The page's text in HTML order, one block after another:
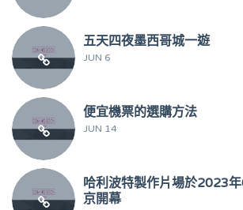
五天四夜墨西哥城一遊
JUN 6
便宜機票的選購方法
JUN 14
哈利波特製作片場於2023
京開幕